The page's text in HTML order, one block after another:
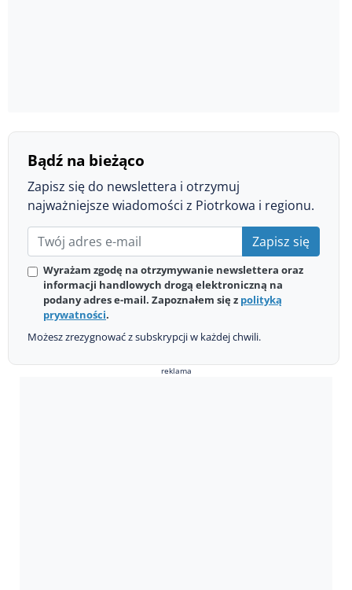
Bądź na bieżąco
Zapisz się do newslettera i otrzymuj
najważniejsze wiadomości z Piotrkowa i regionu.
Zapisz się
Wyrażam zgodę na otrzymywanie newslettera oraz
informacji handlowych drogą elektroniczną na
podany adres e-mail. Zapoznałem się z polityką
prywatności.
Możesz zrezygnować z subskrypcji w każdej chwili.
reklama